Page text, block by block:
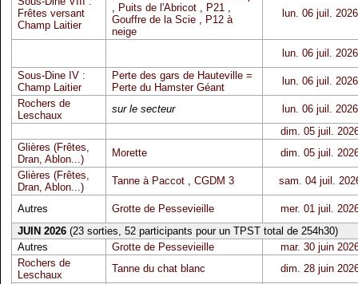
Frêtes versant
Champ Laitier
, Puits de l'Abricot, P21,
Gouffre de la Scie, P12 à
neige
lun. 06 juil. 2026
lun. 06 juil. 2026
Sous-Dine IV :
Champ Laitier
Perte des gars de Hauteville =
Perte du Hamster Géant
lun. 06 juil. 2026
Rochers de
Leschaux
sur le secteur
lun. 06 juil. 2026
dim. 05 juil.
Glières (Frêtes,
Dran, Ablon...)
Morette
dim. 05 juil.
Glières (Frêtes,
Dran, Ablon...)
Tanne à Paccot, CGDM 3 sam. 04 juil.
Autres Grotte de Pessevieille
mer. 01 juil.
JUIN 2026(23 sorties, 52 participants pour un TPST total de 254h30)
Autres
Grotte de Pessevieille
mar. 30 juin
Rochers de
Leschaux
Tanne du chat blanc
dim. 28 juin